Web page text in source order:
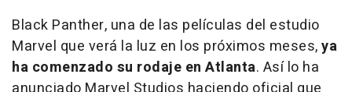
Black Panther, una de las películas del estudio
Marvel que verá la luz en los próximos meses,ya
ha comenzado su rodaje en Atlanta. Así lo ha